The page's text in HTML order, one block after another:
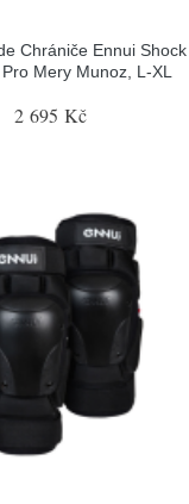
Chrániče Ennui Shock
Mery Munoz, L-XL
2 695 Kč